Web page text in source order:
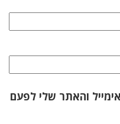
והאתר שלי לפעם